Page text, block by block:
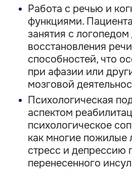
Работа с речью и
функциями.
занятия с логопедом
восстановления
способностей, что
при афазии или
мозговой
Психологическая
аспектом
психологическое
как многие
стресс и депрессию
перенесенного